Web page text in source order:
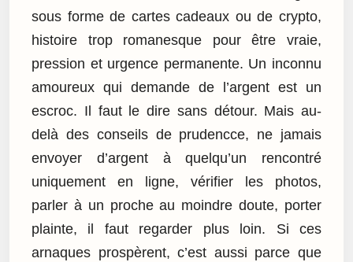
sous forme de cartes cadeaux ou de crypto,
histoire trop romanesque pour être vraie,
pression et urgence permanente. Un inconnu
amoureux qui demande de l’argent est un
escroc. Il faut le dire sans détour. Mais au-
delà des conseils de prudencce, ne jamais
envoyer d’argent à quelqu’un rencontré
uniquement en ligne, vérifier les photos,
parler à un proche au moindre doute, porter
plainte, il faut regarder plus loin. Si ces
arnaques prospèrent, c’est aussi parce que